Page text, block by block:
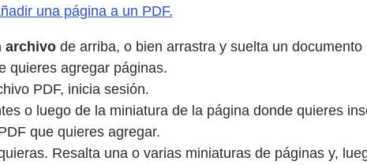
una página a un PDF.
archivode arriba, o bien arrastra y suelta un
quieres agregar páginas.
PDF, inicia sesión.
o luego de la miniatura de la página donde quieres
que quieres agregar.
Resalta una o varias miniaturas de páginas y,